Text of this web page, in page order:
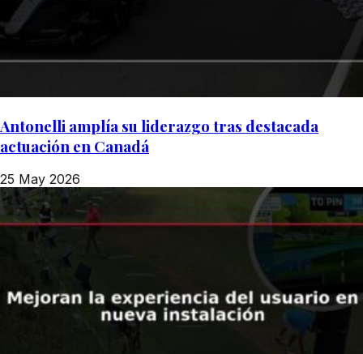
Antonelli amplía su liderazgo tras destacada
actuación en Canadá
25 May 2026